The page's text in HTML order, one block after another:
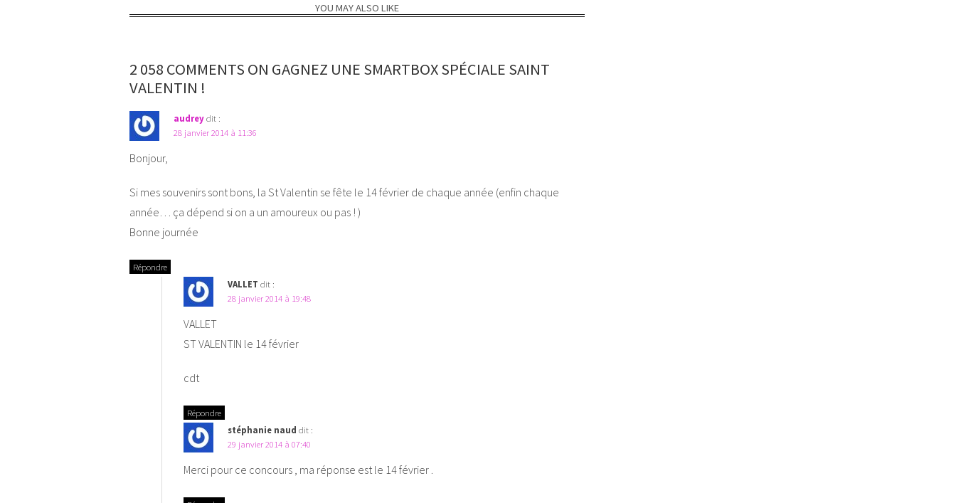
YOU MAY ALSO LIKE
2 058 COMMENTS ON GAGNEZ UNE SMARTBOX SPÉCIALE SAINT
VALENTIN !
audreydit :
28 janvier 2014 à 11:36
Bonjour,
Si mes souvenirs sont bons, la St Valentin se fête le 14 février de chaque année (enfin chaque
année… ça dépend si on a un amoureux ou pas ! )
Bonne journée
Répondre
VALLET dit :
28 janvier 2014 à 19:48
VALLET
ST VALENTIN le 14 février
cdt
Répondre
stéphanie naud dit :
29 janvier 2014 à 07:40
Merci pour ce concours , ma réponse est le 14 février .